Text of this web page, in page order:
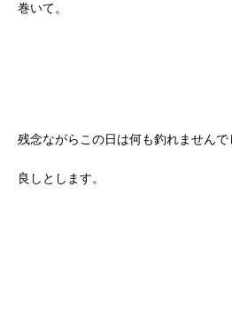
巻いて。
残念ながらこの日は何も釣れません
良しとします。